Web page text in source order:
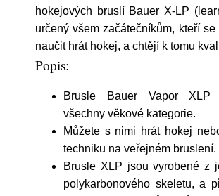
hokejových bruslí Bauer X-LP
určený všem začátečníkům, kteří
naučit hrát hokej, a chtějí k tomu
Popis:
Brusle Bauer Vapor XLP
všechny věkové kategorie.
Můžete s nimi hrát hokej
techniku na veřejném bruslení.
Brusle XLP jsou vyrobené z
polykarbonového skeletu, a